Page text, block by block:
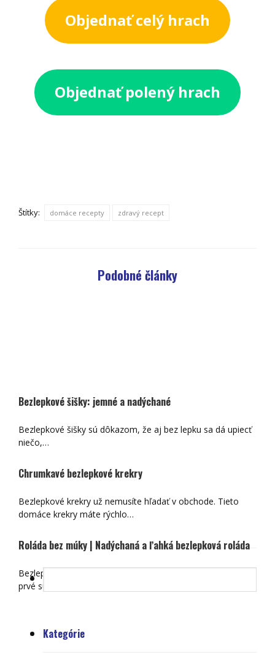
Objednať celý hrach
Objednať polený hrach
Štítky: domáce recepty zdravý recept
Podobné články
Bezlepkové šišky: jemné a nadýchané
Bezlepkové šišky sú dôkazom, že aj bez lepku sa dá upiecť
niečo,…
Chrumkavé bezlepkové krekry
Bezlepkové krekry už nemusíte hľadať v obchode. Tieto
domáce krekry máte rýchlo…
Roláda bez múky | Nadýchaná a ľahká bezlepková roláda
Bezlepková roláda je sladký dezert, ktorý si zamilujete na
prvé sústo. Nadýchané…
Kategórie